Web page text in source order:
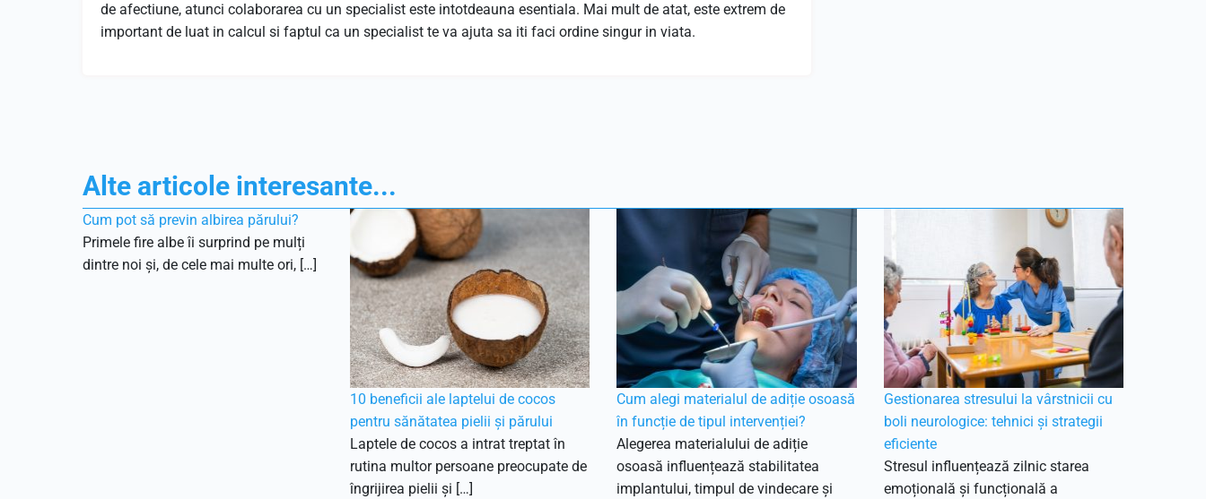
de afectiune, atunci colaborarea cu un specialist este intotdeauna esentiala. Mai mult de atat, este extrem de
important de luat in calcul si faptul ca un specialist te va ajuta sa iti faci ordine singur in viata.
Alte articole interesante...
Cum pot să previn albirea părului?
Primele fire albe îi surprind pe mulți
dintre noi și, de cele mai multe ori, […]
10 beneficii ale laptelui de cocos
pentru sănătatea pielii și părului
Laptele de cocos a intrat treptat în
rutina multor persoane preocupate de
îngrijirea pielii și […]
Cum alegi materialul de adiție osoasă
în funcție de tipul intervenției?
Alegerea materialului de adiție
osoasă influențează stabilitatea
implantului, timpul de vindecare și
Gestionarea stresului la vârstnicii cu
boli neurologice: tehnici și strategii
eficiente
Stresul influențează zilnic starea
emoțională și funcțională a